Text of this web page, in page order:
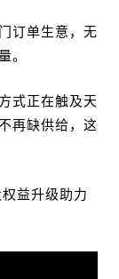
订单生意，无
。
式正在触及天
再缺供给，这
益升级助力